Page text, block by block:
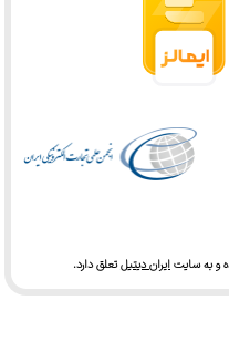
و به سایتایران دیتیلتعلق دارد.​​​​​​​